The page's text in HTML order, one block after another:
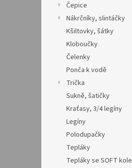
Čepice
Nákrčníky, slintáčky
Kšiltovky, šátky
Kloboučky
Čelenky
Ponča k vodě
Trička
Sukně, šatičky
Kraťasy, 3/4 legíny
Legíny
Polodupačky
Tepláky
Tepláky se SOFT